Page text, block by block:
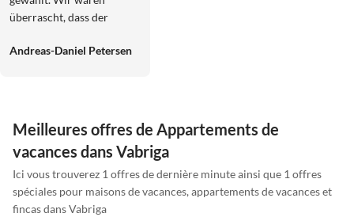
überrascht, dass der
1:1 dem der Bilder
meckern, der Kontakt zu
dem Vermieter war super
(spricht perfekt deutsch).
Wir waren nur zu viert,
aber es hätten hier noch
weitere Personen mit uns
Andreas-Daniel Petersen
Meilleures offres de Appartements de
vacances dans Vabriga
Ici vous trouverez 1 offres de dernière minute ainsi que 1 offres
spéciales pour maisons de vacances, appartements de vacances et
fincas dans Vabriga